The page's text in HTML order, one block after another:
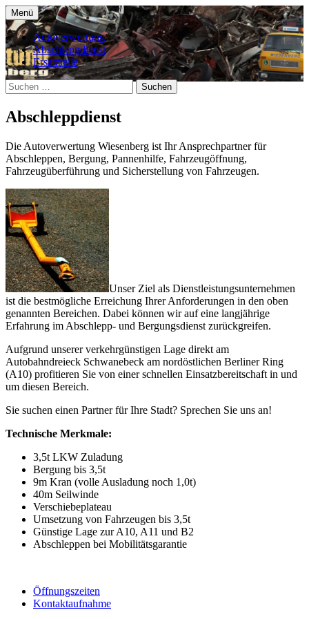
Zum
Inhalt
springen
Autoverwertung Wiesenberg –
Panketal
Autoverwertung Wiesenberg in Panketal
(Schwanebeck)
Menü
Autoverwertung
Abschleppdienst
Ersatzteile
Suchen
nach:
Abschleppdienst
Die Autoverwertung Wiesenberg ist Ihr Ansprechpartner für
Abschleppen, Bergung, Pannenhilfe, Fahrzeugöffnung,
Fahrzeugüberführung und Sicherstellung von Fahrzeugen.
Unser Ziel als Dienstleistungsunternehmen
ist die bestmögliche Erreichung Ihrer Anforderungen in den oben
genannten Bereichen. Dabei können wir auf eine langjährige
Erfahrung im Abschlepp- und Bergungsdienst zurückgreifen.
Aufgrund unserer verkehrgünstigen Lage direkt am
Autobahndreieck Schwanebeck am nordöstlichen Berliner Ring
(A10) profitieren Sie von einer schnellen Einsatzbereitschaft in und
um diesen Bereich.
Sie suchen einen Partner für Ihre Stadt? Sprechen Sie uns an!
Technische Merkmale:
3,5t LKW Zuladung
Bergung bis 3,5t
9m Kran (volle Ausladung noch 1,0t)
40m Seilwinde
Verschiebeplateau
Umsetzung von Fahrzeugen bis 3,5t
Günstige Lage zur A10, A11 und B2
Abschleppen bei Mobilitätsgarantie
Öffnungszeiten
Kontaktaufnahme